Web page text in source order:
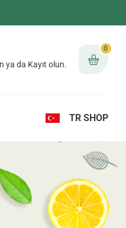
ya da Kayıt olun.
0
TR SHOP